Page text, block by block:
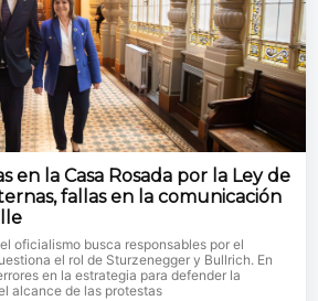
en la Casa Rosada por la Ley de
fallas en la comunicación
oficialismo busca responsables por el
el rol de Sturzenegger y Bullrich. En
en la estrategia para defender la
alcance de las protestas